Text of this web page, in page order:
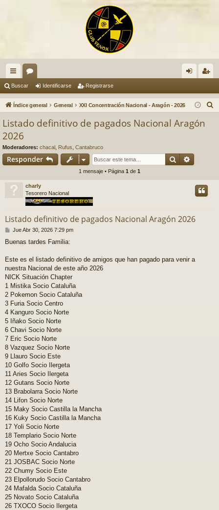
nl
ac
pi
do
or
os nti
ar
ist
Buscar Identificarse Registrarse
Índice general General XXI Concentración Nacional - Aragón - 2026
Listado definitivo de pagados Nacional Aragón
2026
Moderadores: chacal Rufus Cantabruco
Responder Buscar
1 mensaje • Página 1 de 1
charly
Tesorero Nacional
Listado definitivo de pagados Nacional Aragón 2026
M
n
a
j
e
Jue Abr 30, 2026 7:29 pm
Buenas tardes Familia:
Este es el listado definitivo de amigos que han pagado para venir a
nuestra Nacional de este año 2026
NICK Situación Chapter
1 Mistika Socio Cataluña
2 Pokemon Socio Cataluña
3 Furia Socio Centro
4 Kanguro Socio Norte
5 Iñako Socio Norte
6 Chavi Socio Norte
7 Eric Socio Norte
8 Vazquez Socio Norte
9 Llauro Socio Este
10 Golfo Socio Ilergeta
11 Aries Socio Ilergeta
12 Gutans Socio Norte
13 Brabolarra Socio Norte
14 Lifon Socio Norte
15 Maky Socio Castilla la Mancha
16 Kuky Socio Castilla la Mancha
17 Yoli Socio Norte
18 Templario Socio Norte
19 Ocho Socio Andalucia
20 Mertxe Socio Cantabro
21 JOSBAC Socio Norte
22 Chumy Socio Este
23 Elpollorudo Socio Cantabro
24 Mafalda Socio Cataluña
25 Novato Socio Cataluña
26 TXOCO Socio Ilergeta